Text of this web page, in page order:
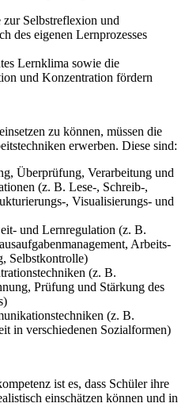
zur Selbstreflexion und
des eigenen Lernprozesses
Lernklima sowie die
und Konzentration fördern
zu können, müssen die
erwerben. Diese sind:
Überprüfung, Verarbeitung und
(z. B. Lese-, Schreib-,
, Visualisierungs- und
und Lernregulation (z. B.
Arbeits-
Selbstkontrolle)
(z. B.
Prüfung und Stärkung des
(z. B.
in verschiedenen Sozialformen)
ist es, dass Schüler ihre
einschätzen können und in